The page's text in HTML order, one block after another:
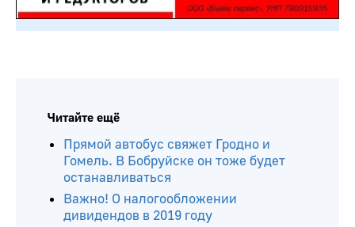
Читайте ещё
Прямой автобус свяжет Гродно и
Гомель. В Бобруйске он тоже будет
останавливаться
Важно! О налогообложении
дивидендов в 2019 году